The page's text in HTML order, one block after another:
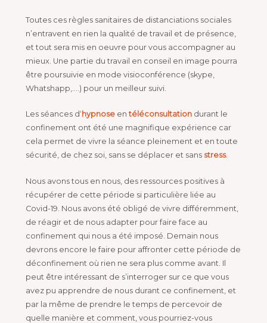
Toutes ces règles sanitaires de distanciations sociales
n’entravent en rien la qualité de travail et de présence,
et tout sera mis en oeuvre pour vous accompagner au
mieux. Une partie du travail en conseil en image pourra
être poursuivie en mode visioconférence (skype,
Whatshapp,….) pour un meilleur suivi.
Les séances d‘ hypnoseentéléconsultationdurant le
confinement ont été une magnifique expérience car
cela permet de vivre la séance pleinement et en toute
sécurité, de chez soi, sans se déplacer et sans stress.
Nous avons tous en nous, des ressources positives à
récupérer de cette période si particulière liée au
Covid-19. Nous avons été obligé de vivre différemment,
de réagir et de nous adapter pour faire face au
confinement qui nous a été imposé. Demain nous
devrons encore le faire pour affronter cette période de
déconfinement où rien ne sera plus comme avant. Il
peut être intéressant de s’interroger sur ce que vous
avez pu apprendre de nous durant ce confinement, et
par la même de prendre le temps de percevoir de
quelle manière et comment, vous pourriez-vous